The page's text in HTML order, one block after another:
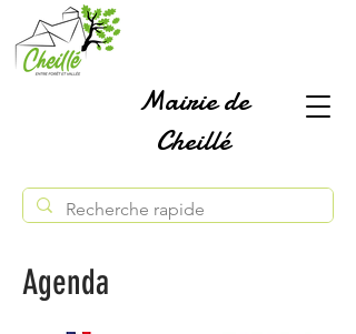
Mairie de
Cheillé
Agenda